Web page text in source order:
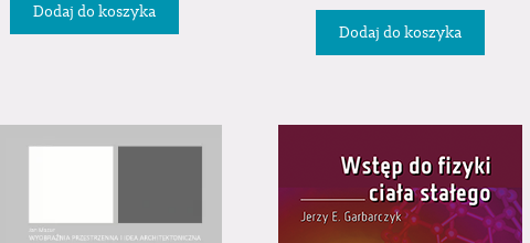
Dodaj do koszyka
Dodaj do koszyka